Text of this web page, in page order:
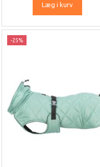
Læg i kurv
-25%